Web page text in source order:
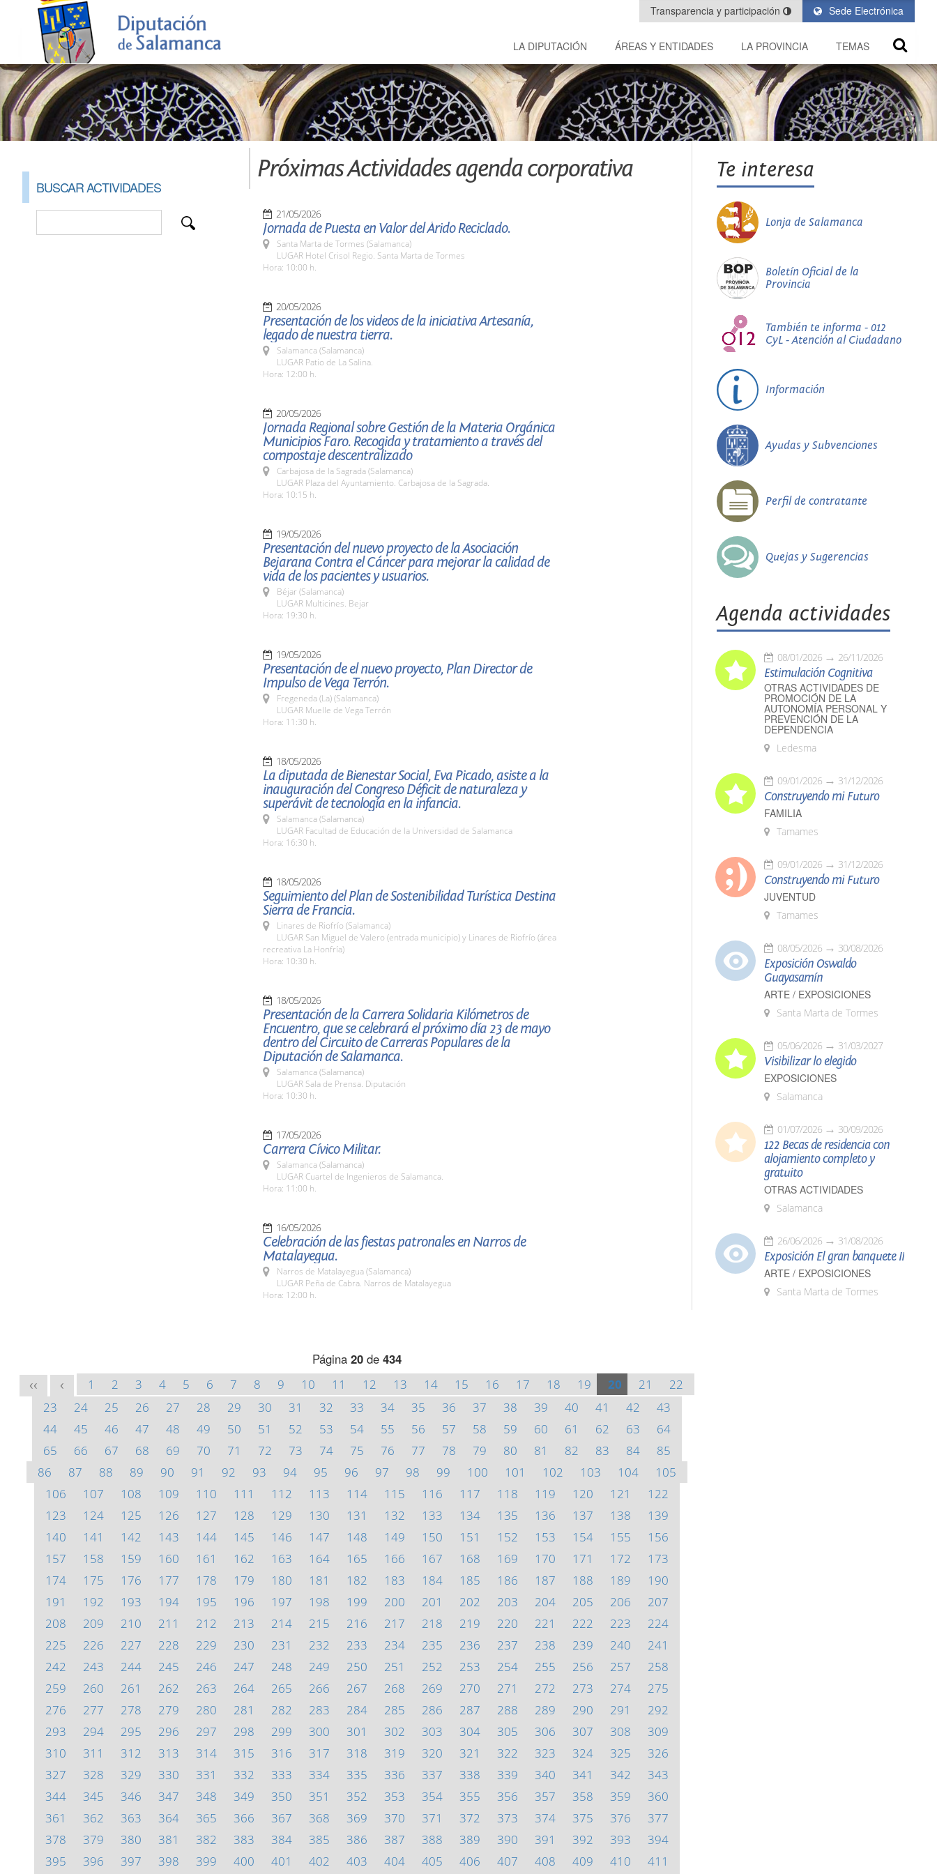
Sede Electrónica
Transparencia y participación
LA DIPUTACIÓN ÁREAS Y ENTIDADES LA PROVINCIA TEMAS
BUSCAR ACTIVIDADES
Próximas Actividades agenda corporativa
21/05/2026
Jornada de Puesta en Valor del Árido Reciclado.
Santa Marta de Tormes (Salamanca)
LUGAR Hotel Crisol Regio. Santa Marta de Tormes
Hora: 10:00 h.
20/05/2026
Presentación de los videos de la iniciativa Artesanía,
legado de nuestra tierra.
Salamanca (Salamanca)
LUGAR Patio de La Salina.
Hora: 12:00 h.
20/05/2026
Jornada Regional sobre Gestión de la Materia Orgánica
Municipios Faro. Recogida y tratamiento a través del
compostaje descentralizado
Carbajosa de la Sagrada (Salamanca)
LUGAR Plaza del Ayuntamiento. Carbajosa de la Sagrada.
Hora: 10:15 h.
19/05/2026
Presentación del nuevo proyecto de la Asociación
Bejarana Contra el Cáncer para mejorar la calidad de
vida de los pacientes y usuarios.
Béjar (Salamanca)
LUGAR Multicines. Bejar
Hora: 19:30 h.
19/05/2026
Presentación de el nuevo proyecto, Plan Director de
Impulso de Vega Terrón.
Fregeneda (La) (Salamanca)
LUGAR Muelle de Vega Terrón
Hora: 11:30 h.
18/05/2026
La diputada de Bienestar Social, Eva Picado, asiste a la
inauguración del Congreso Déficit de naturaleza y
superávit de tecnología en la infancia.
Salamanca (Salamanca)
LUGAR Facultad de Educación de la Universidad de Salamanca
Hora: 16:30 h.
18/05/2026
Seguimiento del Plan de Sostenibilidad Turística Destina
Sierra de Francia.
Linares de Riofrío (Salamanca)
LUGAR San Miguel de Valero (entrada municipio) y Linares de Riofrío (área
recreativa La Honfría)
Hora: 10:30 h.
18/05/2026
Presentación de la Carrera Solidaria Kilómetros de
Encuentro, que se celebrará el próximo día 23 de mayo
dentro del Circuito de Carreras Populares de la
Diputación de Salamanca.
Salamanca (Salamanca)
LUGAR Sala de Prensa. Diputación
Hora: 10:30 h.
17/05/2026
Carrera Cívico Militar.
Salamanca (Salamanca)
LUGAR Cuartel de Ingenieros de Salamanca.
Hora: 11:00 h.
16/05/2026
Celebración de las fiestas patronales en Narros de
Matalayegua.
Narros de Matalayegua (Salamanca)
LUGAR Peña de Cabra. Narros de Matalayegua
Hora: 12:00 h.
Página 20 de 434
<< < 1 2 3 4 5 6 7 8 9 10 11 12 13 14 15 16 17 18 19 20 21
22
23
24 25 26 27 28 29 30 31 32 33 34 35 36 37 38 39 40 41 42
43
44
45 46 47 48 49 50 51 52 53 54 55 56 57 58 59 60 61 62 63
64
65
66 67 68 69 70 71 72 73 74 75 76 77 78 79 80 81 82 83 84
85
86
87 88 89 90 91 92 93 94 95 96 97 98 99 100 101 102 103 104
105
106
107 108 109 110 111 112 113 114 115 116 117 118 119 120 121
122
123
124 125 126 127 128 129 130 131 132 133 134 135 136 137 138
139
140
141 142 143 144 145 146 147 148 149 150 151 152 153 154 155
156
157
158 159 160 161 162 163 164 165 166 167 168 169 170 171 172
173
174
175 176 177 178 179 180 181 182 183 184 185 186 187 188 189
190
191
192 193 194 195 196 197 198 199 200 201 202 203 204 205 206
207
208
209 210 211 212 213 214 215 216 217 218 219 220 221 222 223
224
225
226 227 228 229 230 231 232 233 234 235 236 237 238 239 240
241
242
243 244 245 246 247 248 249 250 251 252 253 254 255 256 257
258
259
260 261 262 263 264 265 266 267 268 269 270 271 272 273 274
275
276
277 278 279 280 281 282 283 284 285 286 287 288 289 290 291
292
293
294 295 296 297 298 299 300 301 302 303 304 305 306 307 308
309
310
311 312 313 314 315 316 317 318 319 320 321 322 323 324 325
326
327
328 329 330 331 332 333 334 335 336 337 338 339 340 341 342
343
344
345 346 347 348 349 350 351 352 353 354 355 356 357 358 359
360
361
362 363 364 365 366 367 368 369 370 371 372 373 374 375 376
377
378
379 380 381 382 383 384 385 386 387 388 389 390 391 392 393
394
395
396 397 398 399 400 401 402 403 404 405 406 407 408 409 410 411
Te interesa
Lonja de Salamanca
Boletín Oficial de la
Provincia
También te informa - 012
CyL - Atención al Ciudadano
Información
Ayudas y Subvenciones
Perfil de contratante
Quejas y Sugerencias
Agenda actividades
08/01/2026 26/11/2026
Estimulación Cognitiva
OTRAS ACTIVIDADES DE
PROMOCIÓN DE LA
AUTONOMÍA PERSONAL Y
PREVENCIÓN DE LA
DEPENDENCIA
Ledesma
09/01/2026 31/12/2026
Construyendo mi Futuro
FAMILIA
Tamames
09/01/2026 31/12/2026
Construyendo mi Futuro
JUVENTUD
Tamames
08/05/2026 30/08/2026
Exposición Oswaldo
Guayasamín
ARTE / EXPOSICIONES
Santa Marta de Tormes
05/06/2026 31/03/2027
Visibilizar lo elegido
EXPOSICIONES
Salamanca
01/07/2026 30/09/2026
122 Becas de residencia con
alojamiento completo y
gratuito
OTRAS ACTIVIDADES
Salamanca
26/06/2026 31/08/2026
Exposición El gran banquete II
ARTE / EXPOSICIONES
Santa Marta de Tormes